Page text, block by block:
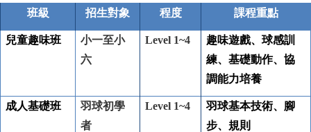
班級 招生對象 程度 課程重點
兒童趣味班
小一至小
六
Level 1~4
趣味遊戲、球感訓
練、基礎動作、協
調能力培養
成人基礎班
羽球初學
者
Level 1~4
羽球基本技術、腳
步、規則